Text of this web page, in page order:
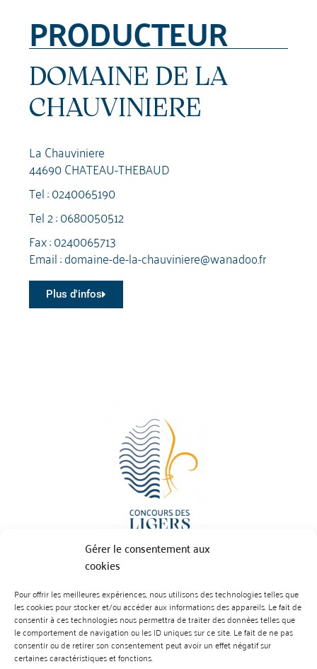
Gérer le consentement aux
cookies
Pour offrir les meilleures expériences, nous utilisons des technologies telles que
les cookies pour stocker et/ou accéder aux informations des appareils. Le fait de
consentir à ces technologies nous permettra de traiter des données telles que
le comportement de navigation ou les ID uniques sur ce site. Le fait de ne pas
consentir ou de retirer son consentement peut avoir un effet négatif sur
certaines caractéristiques et fonctions.
PRODUCTEUR
DOMAINE DE LA
CHAUVINIERE
La Chauviniere
44690 CHATEAU-THEBAUD
Tel :0240065190
Tel 2 :0680050512
Fax : 0240065713
Email :domaine-de-la-chauviniere@wanadoo.fr
Plus d'infos
BP 70023 - 49610 JUIGNE SUR LOIRE
Tél :07 88 99 01 07